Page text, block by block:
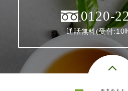
0120-
通話無料(受付:10